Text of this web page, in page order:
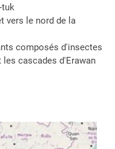
tuk
vers le nord de la
composés d'insectes
cascades d'Erawan